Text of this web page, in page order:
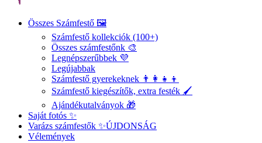
Összes Számfestő 🖼️
Számfestő kollekciók (100+)
Összes számfestőnk 🎨
Legnépszerűbbek 💜
Legújabbak
Számfestő gyerekeknek 👨‍👩‍👧‍👦
Számfestő kiegészítők, extra festék 🖌️
Ajándékutalványok 🎁
Saját fotós ✨
Varázs számfestők ✨ÚJDONSÁG
Vélemények